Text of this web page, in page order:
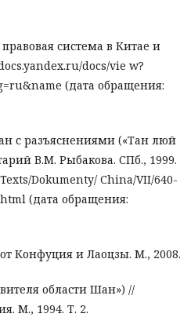
система в Китае и
docs/vie w?
(дата обращения:
с разъяснениями («Тан люй
В.М. Рыбакова. СПб., 1999.
Dokumenty/ China/VII/640-
(дата обращения:
Конфуция и Лаоцзы. М., 2008.
области Шан») //
М., 1994. Т. 2.